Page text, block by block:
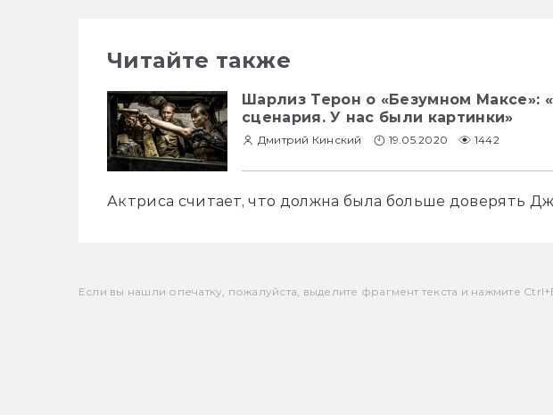
Читайте также
Шарлиз Терон о «Безумном Максе»:
сценария. У нас были картинки»
Дмитрий Кинский 19.05.2020 1442
Актриса считает, что должна была больше доверять
Если вы нашли опечатку, пожалуйста, выделите фрагмент текста и нажмите